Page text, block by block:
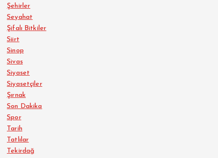
Şehirler
Seyahat
Şifalı Bitkiler
Siirt
Sinop
Sivas
Siyaset
Siyasetçiler
Şırnak
Son Dakika
Spor
Tarih
Tatlılar
Tekirdağ